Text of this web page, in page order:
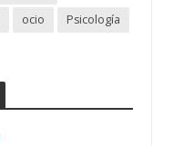
ocio
Psicología